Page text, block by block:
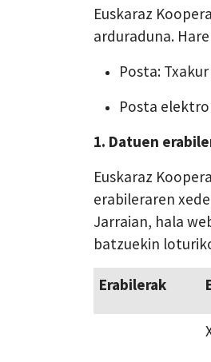
Euskaraz
arduraduna.
Posta:
Posta
1. Datuen
Euskaraz
erabileraren
Jarraian, hala
batzuekin
Erabilerak